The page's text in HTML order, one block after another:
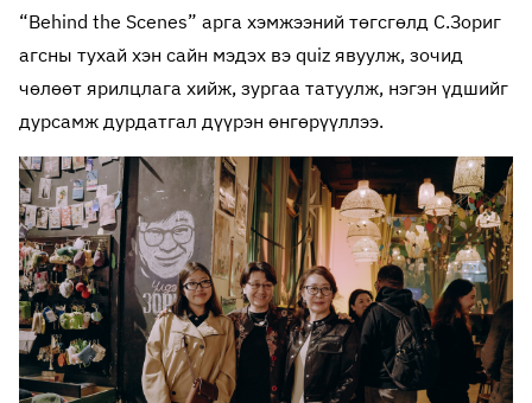
“Behind the Scenes” арга хэмжээний төгсгөлд С.Зориг
агсны тухай хэн сайн мэдэх вэ quiz явуулж, зочид
чөлөөт ярилцлага хийж, зургаа татуулж, нэгэн үдшийг
дурсамж дурдатгал дүүрэн өнгөрүүллээ.